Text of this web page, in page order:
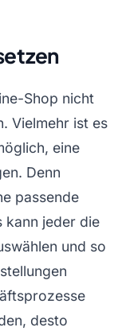
Shop nicht
Vielmehr ist es
eine
Denn
passende
kann jeder die
und so
desto